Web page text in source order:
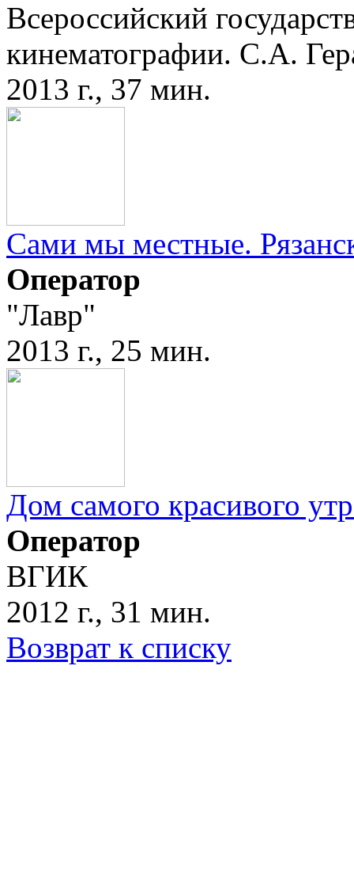
Всероссийский
кинематографии. С.А.
2013 г., 37 мин.
Сами мы местные.
Оператор
"Лавр"
2013 г., 25 мин.
Дом самого красивого
Оператор
ВГИК
2012 г., 31 мин.
Возврат к списку